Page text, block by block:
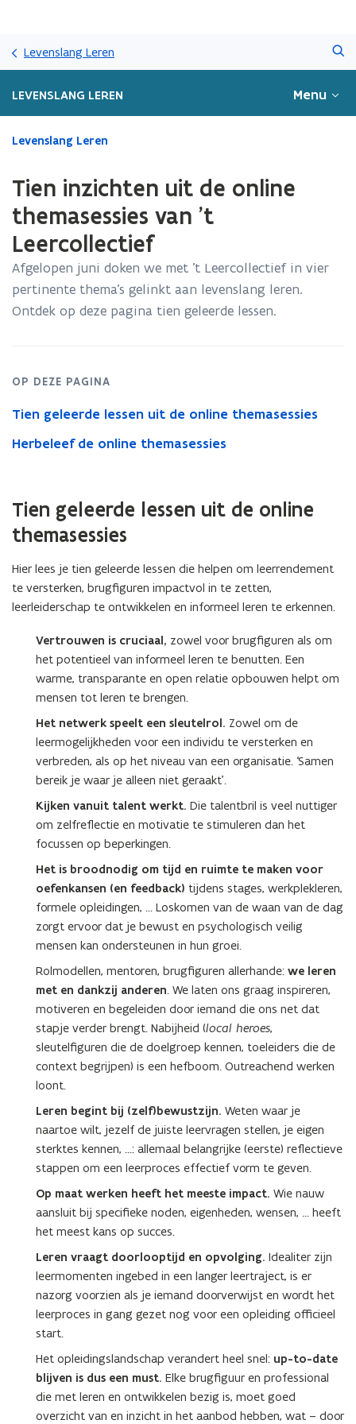
gaan
Levenslang Leren
LEVENSLANG LEREN Menu
Gedaan
bevindt
zich
op:
Tien
inzichten
de
Leercollectief
Levenslang Leren
Tien inzichten uit de online
themasessies van 't
Leercollectief
Afgelopen juni doken we met ’t Leercollectief in vier
pertinente thema’s gelinkt aan levenslang leren.
Ontdek op deze pagina tien geleerde lessen.
OP DEZE PAGINA
Tien geleerde lessen uit de online themasessies
Herbeleef de online themasessies
Tien geleerde lessen uit de online
themasessies
Hier lees je tien geleerde lessen die helpen om leerrendement
te versterken, brugfiguren impactvol in te zetten,
leerleiderschap te ontwikkelen en informeel leren te erkennen.
Vertrouwen is cruciaal, zowel voor brugfiguren als om
het potentieel van informeel leren te benutten. Een
warme, transparante en open relatie opbouwen helpt om
mensen tot leren te brengen.
Het netwerk speelt een sleutelrol. Zowel om de
leermogelijkheden voor een individu te versterken en
verbreden, als op het niveau van een organisatie. ‘Samen
bereik je waar je alleen niet geraakt’.
Kijken vanuit talent werkt. Die talentbril is veel nuttiger
om zelfreflectie en motivatie te stimuleren dan het
focussen op beperkingen.
Het is broodnodig om tijd en ruimte te maken voor
oefenkansen (en feedback) tijdens stages, werkplekleren,
formele opleidingen, … Loskomen van de waan van de dag
zorgt ervoor dat je bewust en psychologisch veilig
mensen kan ondersteunen in hun groei.
Rolmodellen, mentoren, brugfiguren allerhande: we leren
met en dankzij anderen. We laten ons graag inspireren,
motiveren en begeleiden door iemand die ons net dat
stapje verder brengt. Nabijheid (local heroes,
sleutelfiguren die de doelgroep kennen, toeleiders die de
context begrijpen) is een hefboom. Outreachend werken
loont.
Leren begint bij (zelf)bewustzijn. Weten waar je
naartoe wilt, jezelf de juiste leervragen stellen, je eigen
sterktes kennen, …: allemaal belangrijke (eerste) reflectieve
stappen om een leerproces effectief vorm te geven.
Op maat werken heeft het meeste impact. Wie nauw
aansluit bij specifieke noden, eigenheden, wensen, … heeft
het meest kans op succes.
Leren vraagt doorlooptijd en opvolging. Idealiter zijn
leermomenten ingebed in een langer leertraject, is er
nazorg voorzien als je iemand doorverwijst en wordt het
leerproces in gang gezet nog voor een opleiding officieel
start.
Het opleidingslandschap verandert heel snel: up-to-date
blijven is dus een must. Elke brugfiguur en professional
die met leren en ontwikkelen bezig is, moet goed
overzicht van en inzicht in het aanbod hebben, wat – door